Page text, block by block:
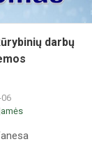
darbų